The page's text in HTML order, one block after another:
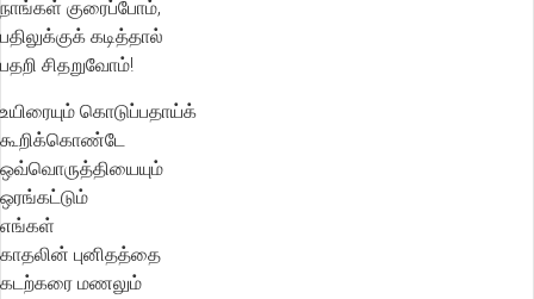
நாங்கள் குரைப்போம்,
பதிலுக்குக் கடித்தால்
பதறி சிதறுவோம்!
உயிரையும் கொடுப்பதாய்க்
கூறிக்கொண்டே
ஒவ்வொருத்தியையும்
ஒரங்கட்டும்
எங்கள்
காதலின் புனிதத்தை
கடற்கரை மணலும்